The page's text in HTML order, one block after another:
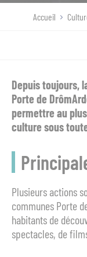
Accueil
Depuis toujours,
Porte de
permettre au
culture sous
Plusieurs actions
communes Porte
habitants de
spectacles, de